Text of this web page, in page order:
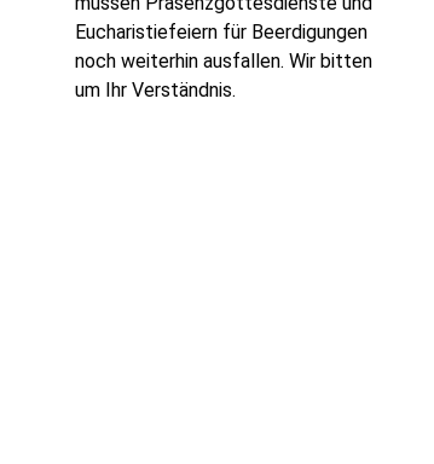
Eucharistiefeiern für Beerdigungen
noch weiterhin ausfallen. Wir bitten
um Ihr Verständnis.